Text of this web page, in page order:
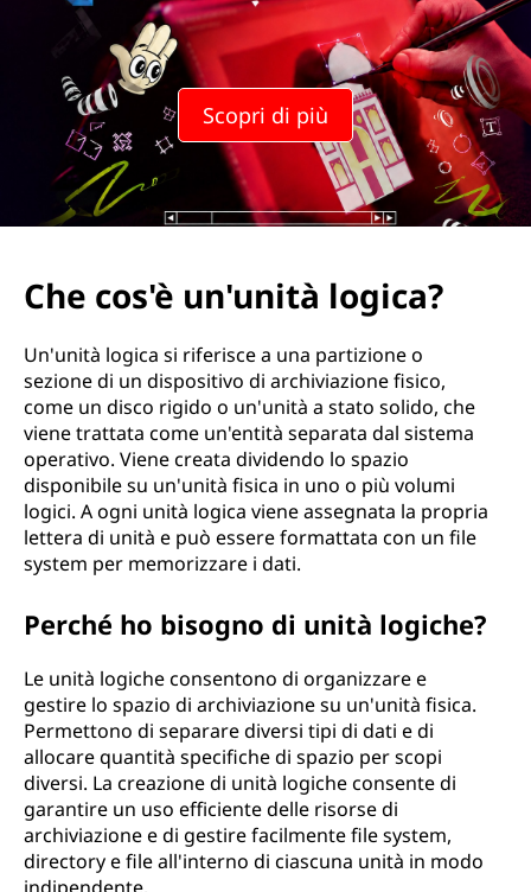
Scopri di più
Che cos'è un'unità logica?
Un'unità logica si riferisce a una partizione o
sezione di un dispositivo di archiviazione fisico,
come un disco rigido o un'unità a stato solido, che
viene trattata come un'entità separata dal sistema
operativo. Viene creata dividendo lo spazio
disponibile su un'unità fisica in uno o più volumi
logici. A ogni unità logica viene assegnata la propria
lettera di unità e può essere formattata con un file
system per memorizzare i dati.
Perché ho bisogno di unità logiche?
Le unità logiche consentono di organizzare e
gestire lo spazio di archiviazione su un'unità fisica.
Permettono di separare diversi tipi di dati e di
allocare quantità specifiche di spazio per scopi
diversi. La creazione di unità logiche consente di
garantire un uso efficiente delle risorse di
archiviazione e di gestire facilmente file system,
directory e file all'interno di ciascuna unità in modo